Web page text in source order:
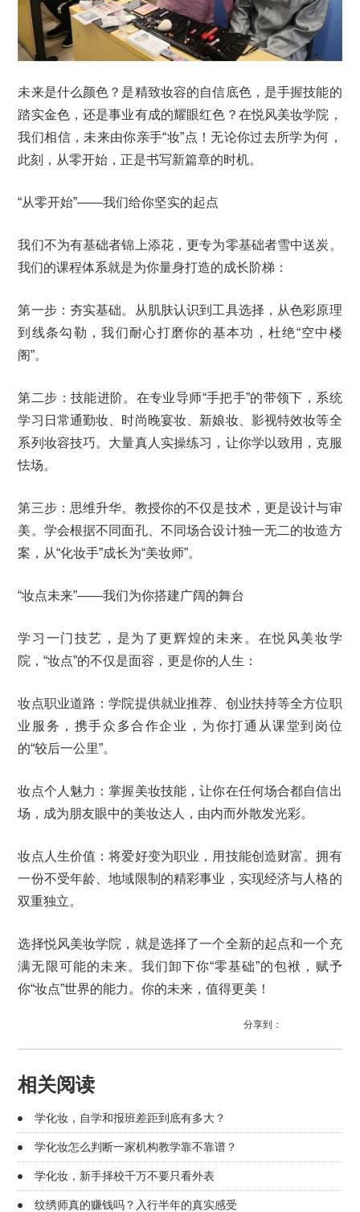
未来是什么颜色？是精致妆容的自信底色，是手握技能的
踏实金色，还是事业有成的耀眼红色？在悦风美妆学院，
我们相信，未来由你亲手“妆”点！无论你过去所学为何，
此刻，从零开始，正是书写新篇章的时机。
“从零开始”——我们给你坚实的起点
我们不为有基础者锦上添花，更专为零基础者雪中送炭。
我们的课程体系就是为你量身打造的成长阶梯：
第一步：夯实基础。从肌肤认识到工具选择，从色彩原理
到线条勾勒，我们耐心打磨你的基本功，杜绝“空中楼
阁”。
第二步：技能进阶。在专业导师“手把手”的带领下，系统
学习日常通勤妆、时尚晚宴妆、新娘妆、影视特效妆等全
系列妆容技巧。大量真人实操练习，让你学以致用，克服
怯场。
第三步：思维升华。教授你的不仅是技术，更是设计与审
美。学会根据不同面孔、不同场合设计独一无二的妆造方
案，从“化妆手”成长为“美妆师”。
“妆点未来”——我们为你搭建广阔的舞台
学习一门技艺，是为了更辉煌的未来。在悦风美妆学
院，“妆点”的不仅是面容，更是你的人生：
妆点职业道路：学院提供就业推荐、创业扶持等全方位职
业服务，携手众多合作企业，为你打通从课堂到岗位
的“较后一公里”。
妆点个人魅力：掌握美妆技能，让你在任何场合都自信出
场，成为朋友眼中的美妆达人，由内而外散发光彩。
妆点人生价值：将爱好变为职业，用技能创造财富。拥有
一份不受年龄、地域限制的精彩事业，实现经济与人格的
双重独立。
选择悦风美妆学院，就是选择了一个全新的起点和一个充
满无限可能的未来。我们卸下你“零基础”的包袱，赋予
你“妆点”世界的能力。你的未来，值得更美！
分享到：
相关阅读
学化妆，自学和报班差距到底有多大？
学化妆怎么判断一家机构教学靠不靠谱？
学化妆，新手择校千万不要只看外表
纹绣师真的赚钱吗？入行半年的真实感受